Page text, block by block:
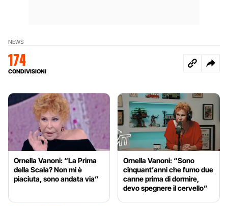
NEWS
174
CONDIVISIONI
Ornella Vanoni: “La Prima
della Scala? Non mi è
piaciuta, sono andata via”
Ornella Vanoni: “Sono
cinquant’anni che fumo due
canne prima di dormire,
devo spegnere il cervello”